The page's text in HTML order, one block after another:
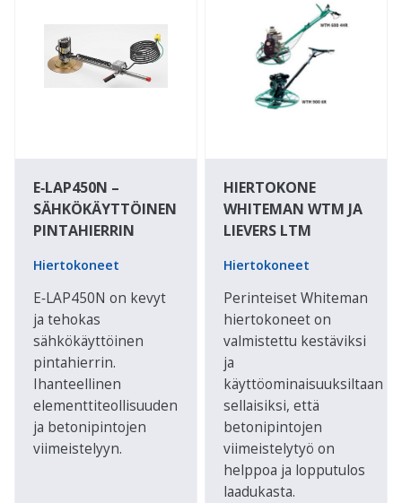
E‑LAP450N –
SÄHKÖKÄYTTÖINEN
PINTAHIERRIN
Hiertokoneet
E‑LAP450N on kevyt
ja tehokas
sähkökäyttöinen
pintahierrin.
Ihanteellinen
elementtiteollisuuden
ja betonipintojen
viimeistelyyn.
HIERTOKONE
WHITEMAN WTM JA
LIEVERS LTM
Hiertokoneet
Perinteiset Whiteman
hiertokoneet on
valmistettu kestäviksi
ja
käyttöominaisuuksiltaan
sellaisiksi, että
betonipintojen
viimeistelytyö on
helppoa ja lopputulos
laadukasta.